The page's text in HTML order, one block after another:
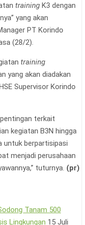
training K3 dengan
yang akan
PT Korindo
(28/2).
training
yang akan diadakan
Supervisor Korindo
terkait
kegiatan B3N hingga
untuk berpartisipasi
menjadi perusahaan
tuturnya. (pr)
Tanam 500
Lingkungan 15 Juli